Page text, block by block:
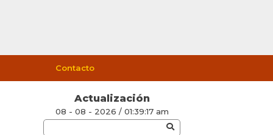
Contacto
Actualización
08 - 08 - 2026 / 01:39:17 am